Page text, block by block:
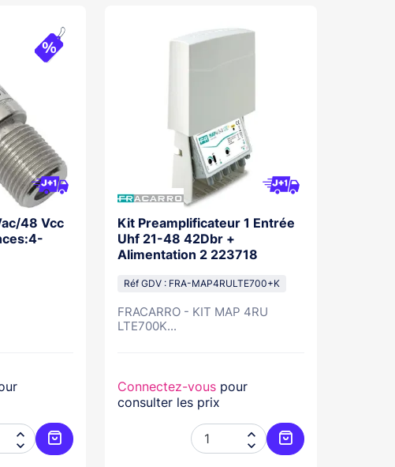
48 Vcc


Ajouter au panier
Kit Preamplificateur 1 Entrée
Uhf 21-48 42Dbr +
Alimentation 2 223718
Réf GDV : FRA-MAP4RULTE700+K
FRACARRO - KIT MAP 4RU
LTE700K...
Connectez-vous pour
consulter les prix


Ajouter au panier